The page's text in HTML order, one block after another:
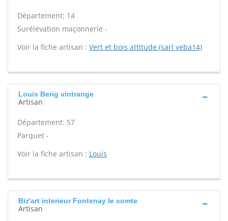
Département: 14
Surélévation maçonnerie -
Voir la fiche artisan : Vert et bois attitude (sarl veba14)
Louis Berig vintrange
Artisan
Département: 57
Parquet -
Voir la fiche artisan : Louis
Biz'art interieur Fontenay le comte
Artisan